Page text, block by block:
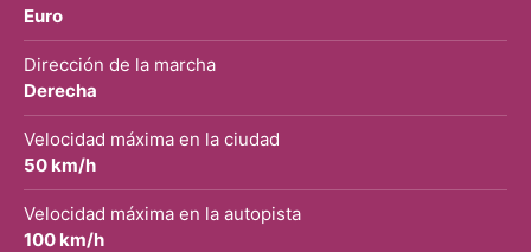
Euro
Dirección de la marcha
Derecha
Velocidad máxima en la ciudad
50 km/h
Velocidad máxima en la autopista
100 km/h